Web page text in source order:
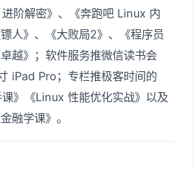
阶解密》、《奔跑吧 Linux 内
人》、《大败局2》、《程序员
越》；软件服务推微信读书会
iPad Pro；专栏推极客时间的
》《Linux 性能优化实战》以及
融学课》。